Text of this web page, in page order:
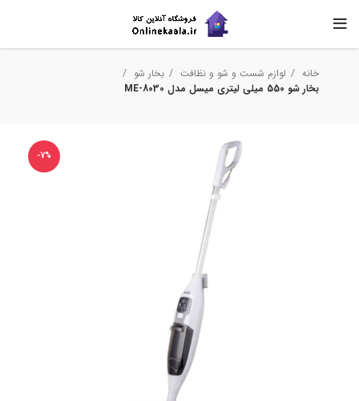
خانه لوازم شست و شو و نظافت
بخار شو
بخار شو 550 میلی لیتری میسل مدل ME-8030
-7%